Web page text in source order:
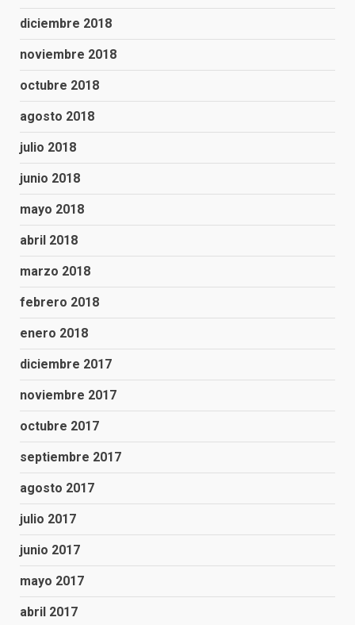
diciembre 2018
noviembre 2018
octubre 2018
agosto 2018
julio 2018
junio 2018
mayo 2018
abril 2018
marzo 2018
febrero 2018
enero 2018
diciembre 2017
noviembre 2017
octubre 2017
septiembre 2017
agosto 2017
julio 2017
junio 2017
mayo 2017
abril 2017